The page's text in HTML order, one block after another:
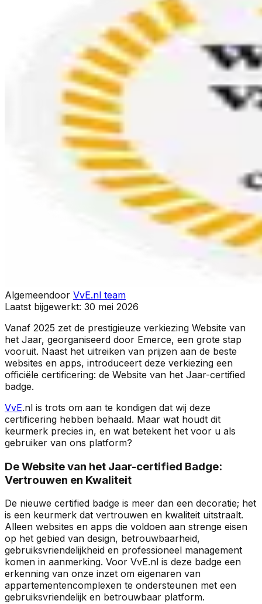
Algemeendoor VvE.nl team
Laatst bijgewerkt: 30 mei 2026
Vanaf 2025 zet de prestigieuze verkiezing Website van
het Jaar, georganiseerd door Emerce, een grote stap
vooruit. Naast het uitreiken van prijzen aan de beste
websites en apps, introduceert deze verkiezing een
officiële certificering: de Website van het Jaar-certified
badge.
VvE.nl is trots om aan te kondigen dat wij deze
certificering hebben behaald. Maar wat houdt dit
keurmerk precies in, en wat betekent het voor u als
gebruiker van ons platform?
De Website van het Jaar-certified Badge:
Vertrouwen en Kwaliteit
De nieuwe certified badge is meer dan een decoratie; het
is een keurmerk dat vertrouwen en kwaliteit uitstraalt.
Alleen websites en apps die voldoen aan strenge eisen
op het gebied van design, betrouwbaarheid,
gebruiksvriendelijkheid en professioneel management
komen in aanmerking. Voor VvE.nl is deze badge een
erkenning van onze inzet om eigenaren van
appartementencomplexen te ondersteunen met een
gebruiksvriendelijk en betrouwbaar platform.